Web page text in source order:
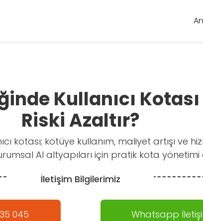
Kullanıcı
Riski Azaltır?
kotası; kötüye kullanım, maliyet artışı ve
AI altyapıları için pratik kota yönetimi
İletişim Bilgilerimiz
045 Whatsapp